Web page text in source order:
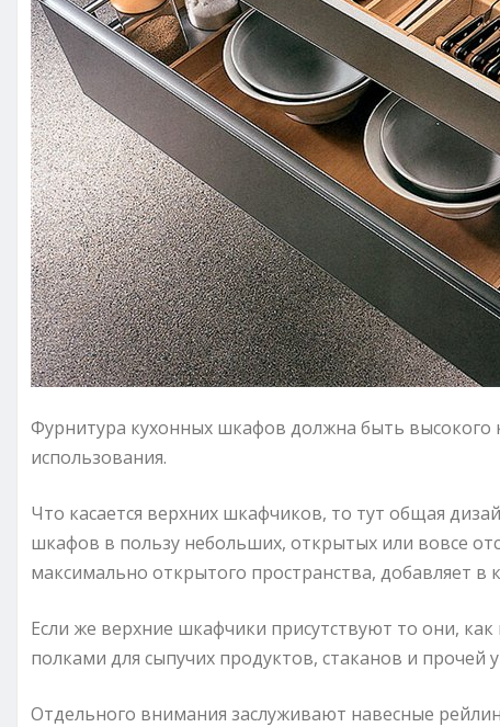
Фурнитура кухонных шкафов должна быть высокого
использования.
Что касается верхних шкафчиков, то тут общая
шкафов в пользу небольших, открытых или вовсе
максимально открытого пространства, добавляет в
Если же верхние шкафчики присутствуют то они,
полками для сыпучих продуктов, стаканов и прочей
Отдельного внимания заслуживают навесные